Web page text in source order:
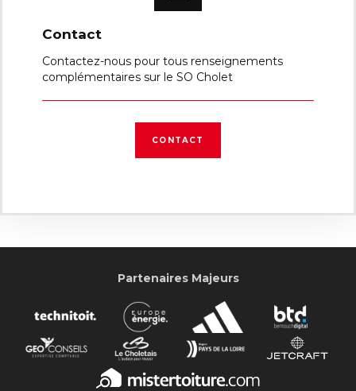
Contact
Contactez-nous pour tous renseignements
complémentaires sur le SO Cholet
CONTACT
Partenaires Majeurs